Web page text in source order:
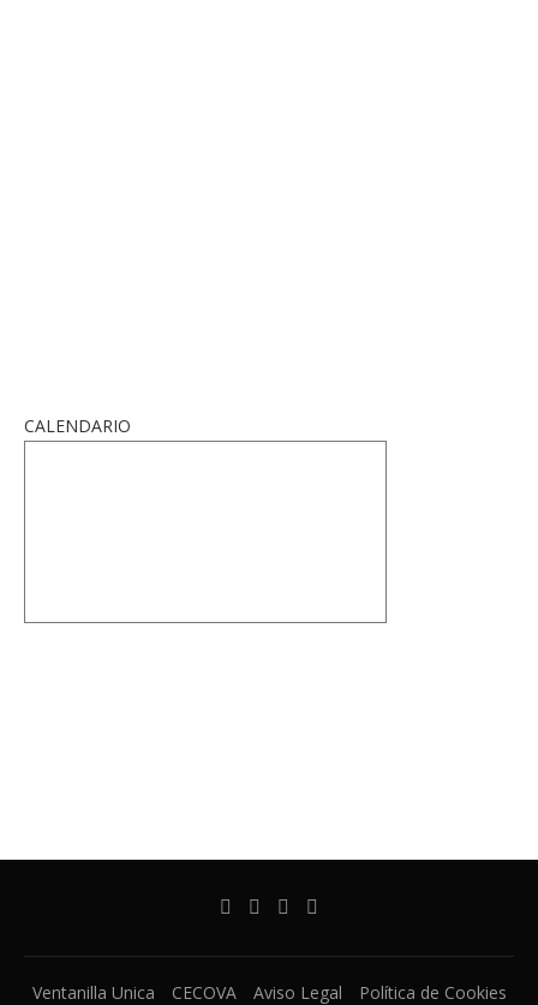
CALENDARIO
Ventanilla Unica CECOVA Aviso Legal Política de Cookies